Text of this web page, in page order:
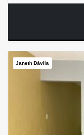
Janeth Dávila